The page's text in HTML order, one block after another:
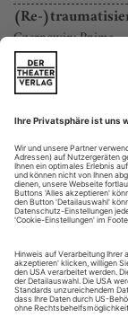
(Re-
Czernowin: Pnima
Flackerndes
psychedelisch
recken die Arme
Doch es gibt
Handyvideo
Das Bild beginnt
zurück. Dann
Familientragödie
Cherubini: Médée
Am Teatro alla